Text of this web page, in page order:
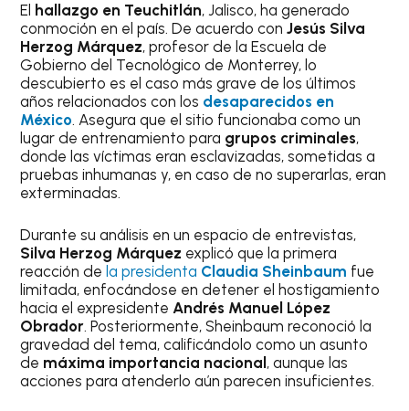
El hallazgo en Teuchitlán, Jalisco, ha generado
conmoción en el país. De acuerdo conJesús Silva
Herzog Márquez, profesor de la Escuela de
Gobierno del Tecnológico de Monterrey, lo
descubierto es el caso más grave de los últimos
años relacionados con los desaparecidos en
México. Asegura que el sitio funcionaba como un
lugar de entrenamiento para grupos criminales,
donde las víctimas eran esclavizadas, sometidas a
pruebas inhumanas y, en caso de no superarlas, eran
exterminadas.
Durante su análisis en un espacio de entrevistas,
Silva Herzog Márquez explicó que la primera
reacción dela presidenta Claudia Sheinbaum fue
limitada, enfocándose en detener el hostigamiento
hacia el expresidente Andrés Manuel López
Obrador. Posteriormente, Sheinbaum reconoció la
gravedad del tema, calificándolo como un asunto
de máxima importancia nacional, aunque las
acciones para atenderlo aún parecen insuficientes.